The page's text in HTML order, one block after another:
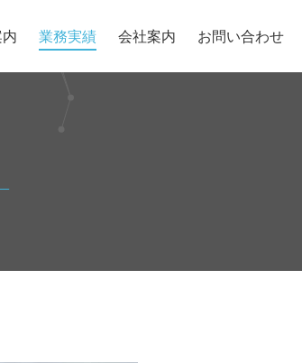
業務実績 会社案内 お問い合わせ